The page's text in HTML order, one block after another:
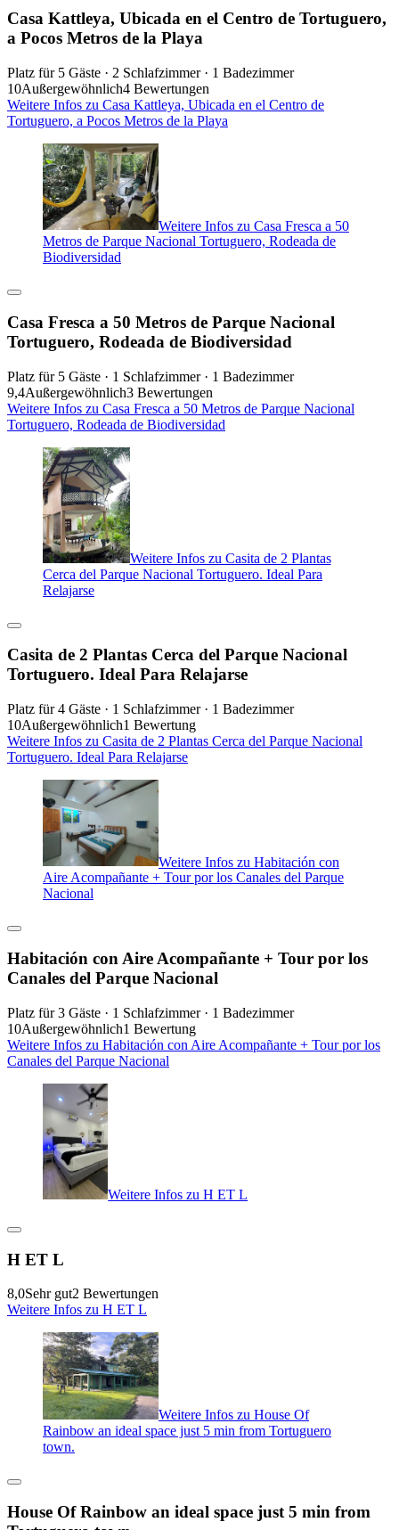
Casa Kattleya, Ubicada en el Centro de Tortuguero,
a Pocos Metros de la Playa
Platz für 5 Gäste · 2 Schlafzimmer · 1 Badezimmer
10Außergewöhnlich4 Bewertungen
Weitere Infos zu Casa Kattleya, Ubicada en el Centro de
Tortuguero, a Pocos Metros de la Playa
Weitere Infos zu Casa Fresca a 50
Metros de Parque Nacional Tortuguero, Rodeada de
Biodiversidad
Casa Fresca a 50 Metros de Parque Nacional
Tortuguero, Rodeada de Biodiversidad
Platz für 5 Gäste · 1 Schlafzimmer · 1 Badezimmer
9,4Außergewöhnlich3 Bewertungen
Weitere Infos zu Casa Fresca a 50 Metros de Parque Nacional
Tortuguero, Rodeada de Biodiversidad
Weitere Infos zu Casita de 2 Plantas
Cerca del Parque Nacional Tortuguero. Ideal Para
Relajarse
Casita de 2 Plantas Cerca del Parque Nacional
Tortuguero. Ideal Para Relajarse
Platz für 4 Gäste · 1 Schlafzimmer · 1 Badezimmer
10Außergewöhnlich1 Bewertung
Weitere Infos zu Casita de 2 Plantas Cerca del Parque Nacional
Tortuguero. Ideal Para Relajarse
Weitere Infos zu Habitación con
Aire Acompañante + Tour por los Canales del Parque
Nacional
Habitación con Aire Acompañante + Tour por los
Canales del Parque Nacional
Platz für 3 Gäste · 1 Schlafzimmer · 1 Badezimmer
10Außergewöhnlich1 Bewertung
Weitere Infos zu Habitación con Aire Acompañante + Tour por los
Canales del Parque Nacional
Weitere Infos zu H ET L
H ET L
8,0Sehr gut2 Bewertungen
Weitere Infos zu H ET L
Weitere Infos zu House Of
Rainbow an ideal space just 5 min from Tortuguero
town.
House Of Rainbow an ideal space just 5 min from